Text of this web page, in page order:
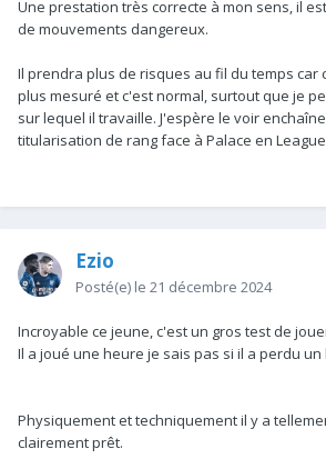
Une prestation très correcte à mon sens, il
de mouvements dangereux.
Il prendra plus de risques au fil du temps car
plus mesuré et c'est normal, surtout que je
sur lequel il travaille. J'espère le voir
titularisation de rang face à Palace en
Ezio
Posté(e) le 21 décembre 2024
Incroyable ce jeune, c'est un gros test de
Il a joué une heure je sais pas si il a perdu un
Physiquement et techniquement il y a
clairement prêt.